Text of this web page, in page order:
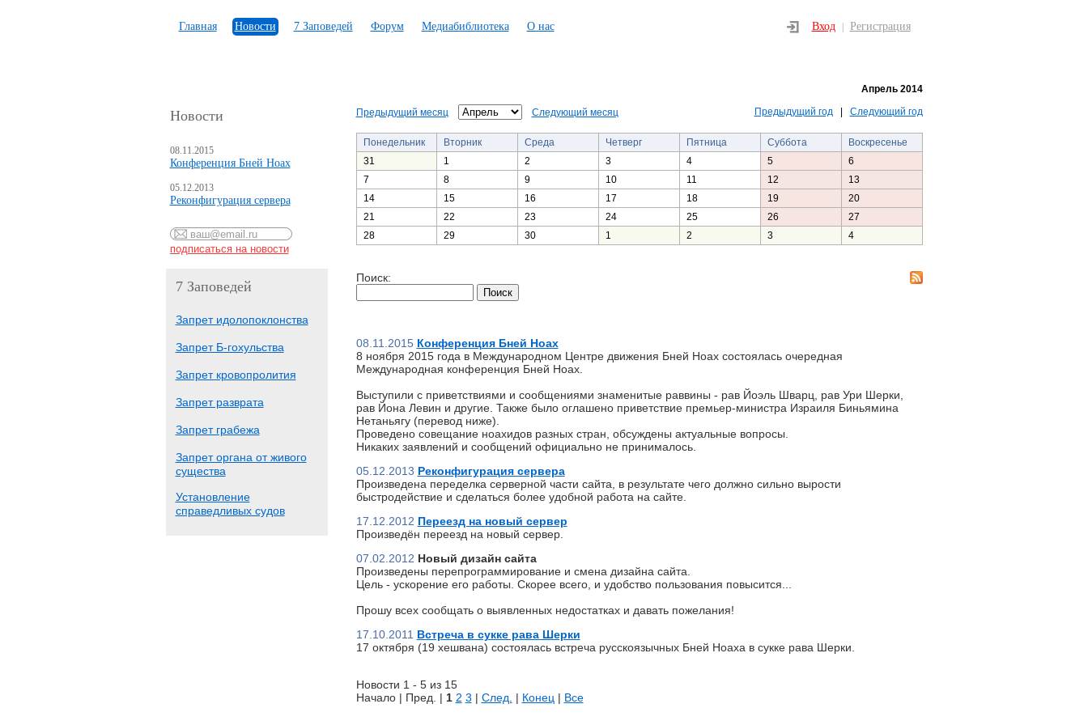
Главная Новости 7 Заповедей Форум Медиабиблиотека О нас Вход Регистрация
Новости
08.11.2015
Конференция Бней Ноах
05.12.2013
Реконфигурация сервера
7 Заповедей
Запрет идолопоклонства
Запрет Б-гохульства
Запрет кровопролития
Запрет разврата
Запрет грабежа
Запрет органа от живого
существа
Установление
справедливых судов
Апрель 2014
Предыдущий месяц Следующий месяц Предыдущий год| Следующий год
Понедельник Вторник Среда Четверг Пятница Суббота
Воскресенье
31
1 2 3 4 5
6
7
8 9 10 11 12
13
14
15 16 17 18 19
20
21
22 23 24 25 26
27
28
29 30 1 2 3 4
Поиск:
08.11.2015 Конференция Бней Ноах
8 ноября 2015 года в Международном Центре движения Бней Ноах состоялась очередная
Международная конференция Бней Ноах.
Выступили с приветствиями и сообщениями знаменитые раввины - рав Йоэль Шварц, рав Ури Шерки,
рав Йона Левин и другие. Также было оглашено приветствие премьер-министра Израиля Биньямина
Нетаньягу (перевод ниже).
Проведено совещание ноахидов разных стран, обсуждены актуальные вопросы.
Никаких заявлений и сообщений официально не принималось.
05.12.2013 Реконфигурация сервера
Произведена переделка серверной части сайта, в результате чего должно сильно вырости
быстродействие и сделаться более удобной работа на сайте.
17.12.2012 Переезд на новый сервер
Произведён переезд на новый сервер.
07.02.2012 Новый дизайн сайта
Произведены перепрограммирование и смена дизайна сайта.
Цель - ускорение его работы. Скорее всего, и удобство пользования повысится...
Прошу всех сообщать о выявленных недостатках и давать пожелания!
17.10.2011 Встреча в сукке рава Шерки
17 октября (19 хешвана) состоялась встреча русскоязычных Бней Ноаха в сукке рава Шерки.
Новости 1 - 5 из 15
Начало | Пред. | 1 2 3 | След. | Конец | Все